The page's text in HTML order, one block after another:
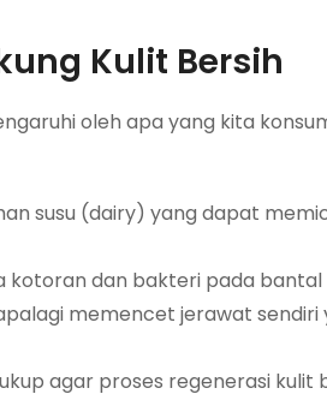
Kulit Bersih
oleh apa yang kita
susu (dairy) yang dapat
dan bakteri pada bantal
memencet jerawat
agar proses regenerasi kulit